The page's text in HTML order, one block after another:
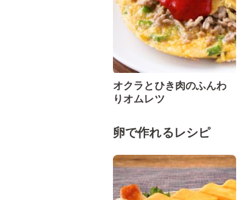
オクラとひき肉のふんわ
りオムレツ
卵で作れるレシピ